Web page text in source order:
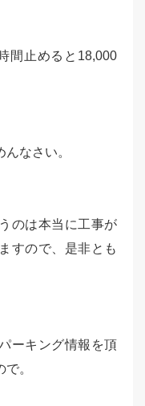
間止めると18,000
なさい。
のは本当に工事が
すので、是非とも
ーキング情報を頂
。